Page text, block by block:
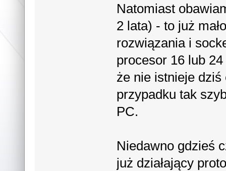
Natomiast
2 lata) - to już
rozwiązania i
procesor 16 lub
że nie istnieje dziś
przypadku tak
PC.
Niedawno gdzieś
już działający